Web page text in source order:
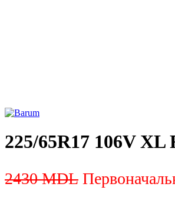
225/65R17 106V
2430MDL